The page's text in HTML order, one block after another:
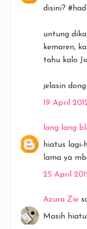
disini?
untung
kemaren,
tahu kalo
jelasin
19 April
lang lang
hiatus lagi-
lama ya
25 April
Azura Zie
Masih